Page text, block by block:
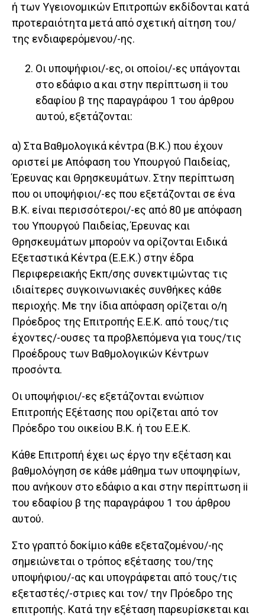
ή των Υγειονομικών Επιτροπών εκδίδονται κατά
προτεραιότητα μετά από σχετική αίτηση του/
της ενδιαφερόμενου/-ης.
Οι υποψήφιοι/-ες, οι οποίοι/-ες υπάγονται
στο εδάφιο α και στην περίπτωση ii του
εδαφίου β της παραγράφου 1 του άρθρου
αυτού, εξετάζονται:
α) Στα Βαθμολογικά κέντρα (Β.Κ.) που έχουν
οριστεί με Απόφαση του Υπουργού Παιδείας,
Έρευνας και Θρησκευμάτων. Στην περίπτωση
που οι υποψήφιοι/-ες που εξετάζονται σε ένα
Β.Κ. είναι περισσότεροι/-ες από 80 με απόφαση
του Υπουργού Παιδείας, Έρευνας και
Θρησκευμάτων μπορούν να ορίζονται Ειδικά
Εξεταστικά Κέντρα (Ε.Ε.Κ.) στην έδρα
Περιφερειακής Εκπ/σης συνεκτιμώντας τις
ιδιαίτερες συγκοινωνιακές συνθήκες κάθε
περιοχής. Με την ίδια απόφαση ορίζεται ο/η
Πρόεδρος της Επιτροπής Ε.Ε.Κ. από τους/τις
έχοντες/-ουσες τα προβλεπόμενα για τους/τις
Προέδρους των Βαθμολογικών Κέντρων
προσόντα.
Οι υποψήφιοι/-ες εξετάζονται ενώπιον
Επιτροπής Εξέτασης που ορίζεται από τον
Πρόεδρο του οικείου Β.Κ. ή του Ε.Ε.Κ.
Κάθε Επιτροπή έχει ως έργο την εξέταση και
βαθμολόγηση σε κάθε μάθημα των υποψηφίων,
που ανήκουν στο εδάφιο α και στην περίπτωση ii
του εδαφίου β της παραγράφου 1 του άρθρου
αυτού.
Στο γραπτό δοκίμιο κάθε εξεταζομένου/-ης
σημειώνεται ο τρόπος εξέτασης του/της
υποψήφιου/-ας και υπογράφεται από τους/τις
εξεταστές/-στριες και τον/ την Πρόεδρο της
επιτροπής. Κατά την εξέταση παρευρίσκεται και